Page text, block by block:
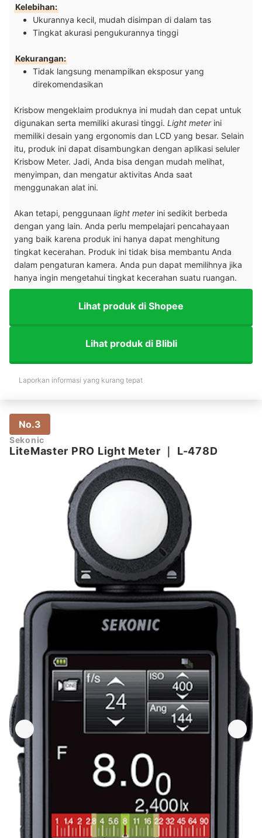
Kelebihan:
Ukurannya kecil, mudah disimpan di dalam tas
Tingkat akurasi pengukurannya tinggi
Kekurangan:
Tidak langsung menampilkan eksposur yang
direkomendasikan
Krisbow mengeklaim produknya ini mudah dan cepat untuk
digunakan serta memiliki akurasi tinggi. Light meter ini
memiliki desain yang ergonomis dan LCD yang besar. Selain
itu, produk ini dapat disambungkan dengan aplikasi seluler
Krisbow Meter. Jadi, Anda bisa dengan mudah melihat,
menyimpan, dan mengatur aktivitas Anda saat
menggunakan alat ini.
Akan tetapi, penggunaan light meter ini sedikit berbeda
dengan yang lain. Anda perlu mempelajari pencahayaan
yang baik karena produk ini hanya dapat menghitung
tingkat kecerahan. Produk ini tidak bisa membantu Anda
dalam pengaturan kamera. Anda pun dapat memilihnya jika
hanya ingin mengetahui tingkat kecerahan suatu ruangan.
Lihat produk di Shopee
Lihat produk di Blibli
Laporkan informasi yang kurang tepat
No.3
Sekonic
LiteMaster PRO Light Meter ｜ L-478D